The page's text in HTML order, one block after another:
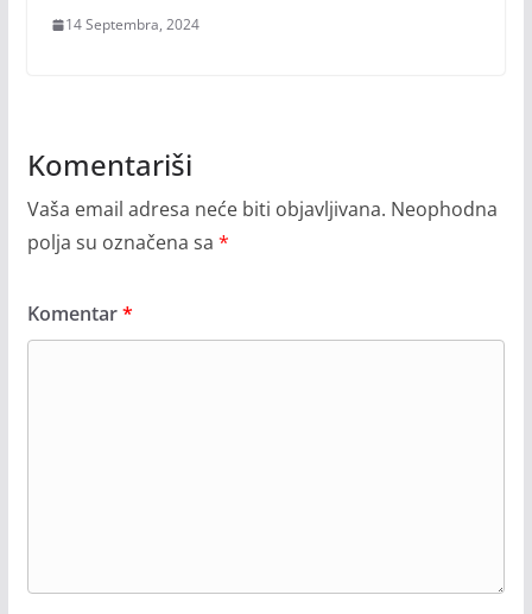
14 Septembra, 2024
Komentariši
Vaša email adresa neće biti objavljivana. Neophodna
polja su označena sa *
Komentar*